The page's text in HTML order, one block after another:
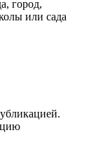
город,
или сада